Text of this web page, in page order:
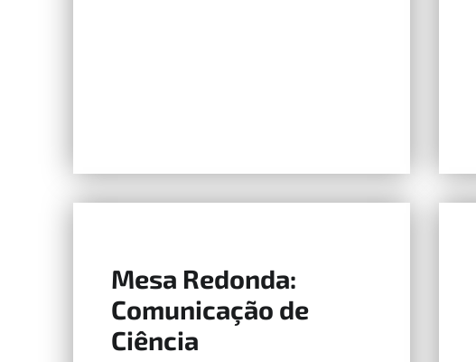
Mesa Redonda:
Comunicação de
Ciência
14 de Maio, 2026